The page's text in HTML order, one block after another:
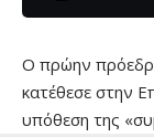
O πρώην
κατέθεσε στην
υπόθεση της